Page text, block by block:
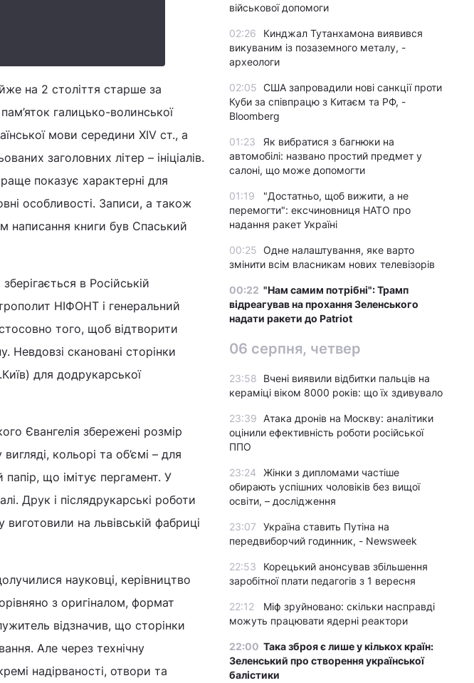
на 2 століття старше за
галицько-волинської
мови середини XIV ст., а
заголовних літер – ініціалів.
показує характерні для
особливості. Записи, а також
написання книги був Спаський
в Російській
НІФОНТ і генеральний
того, щоб відтворити
Невдовзі скановані сторінки
для додрукарської
Євангелія збережені розмір
кольорі та об’ємі – для
що імітує пергамент. У
Друк і післядрукарські роботи
на львівській фабриці
науковці, керівництво
з оригіналом, формат
відзначив, що сторінки
Але через технічну
надірваності, отвори та
військової допомоги
02:26
Кинджал Тутанхамона виявився
викуваним із позаземного металу, -
археологи
02:05 США запровадили нові санкції проти
Куби за співпрацю з Китаєм та РФ, -
Bloomberg
01:23
Як вибратися з багнюки на
автомобілі: названо простий предмет у
салоні, що може допомогти
01:19
"Достатньо, щоб вижити, а не
перемогти": ексчиновниця НАТО про
надання ракет Україні
00:25 Одне налаштування, яке варто
змінити всім власникам нових телевізорів
00:22 "Нам самим потрібні": Трамп
відреагував на прохання Зеленського
надати ракети до Patriot
06 серпня, четвер
23:58
Вчені виявили відбитки пальців на
кераміці віком 8000 років: що їх здивувало
23:39
Атака дронів на Москву: аналітики
оцінили ефективність роботи російської
ППО
23:24
Жінки з дипломами частіше
обирають успішних чоловіків без вищої
освіти, – дослідження
23:07
Україна ставить Путіна на
передвиборчий годинник, - Newsweek
22:53
Корецький анонсував збільшення
заробітної плати педагогів з 1 вересня
22:12
Міф зруйновано: скільки насправді
можуть працювати ядерні реактори
22:00 Така зброя є лише у кількох країн:
Зеленський про створення української
балістики